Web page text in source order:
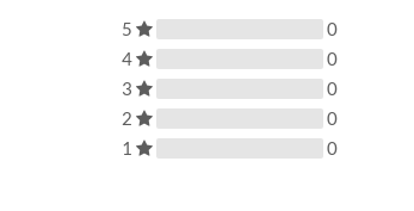
5
0
4
0
3
0
2
0
1
0